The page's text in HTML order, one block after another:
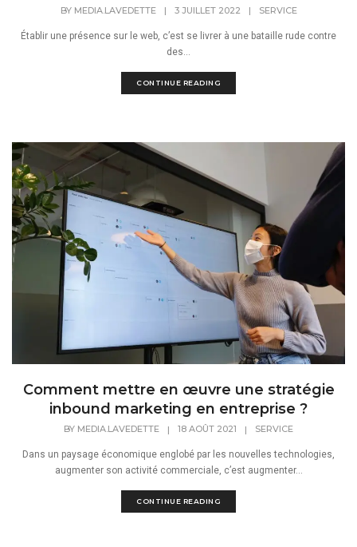
BY MEDIA.LAVEDETTE | 3 JUILLET 2022 | SERVICE
Établir une présence sur le web, c’est se livrer à une bataille rude contre
des...
CONTINUE READING
Comment mettre en œuvre une stratégie
inbound marketing en entreprise ?
BY MEDIA.LAVEDETTE | 18 AOÛT 2021 | SERVICE
Dans un paysage économique englobé par les nouvelles technologies,
augmenter son activité commerciale, c’est augmenter...
CONTINUE READING